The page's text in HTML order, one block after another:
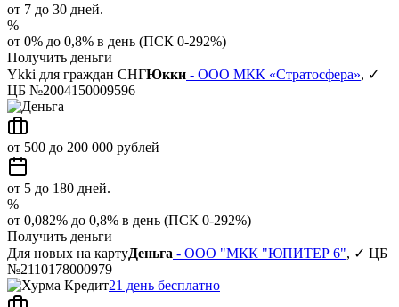
от 7 до 30 дней.
%
от 0% до 0,8% в день (ПСК 0-292%)
Получить деньги
Ykki для граждан СНГЮкки - ООО МКК «Стратосфера», ✓
ЦБ №2004150009596
от 500 до 200 000 рублей
от 5 до 180 дней.
%
от 0,082% до 0,8% в день (ПСК 0-292%)
Получить деньги
Для новых на картуДеньга - ООО "МКК "ЮПИТЕР 6", ✓ ЦБ
№2110178000979
21 день бесплатно